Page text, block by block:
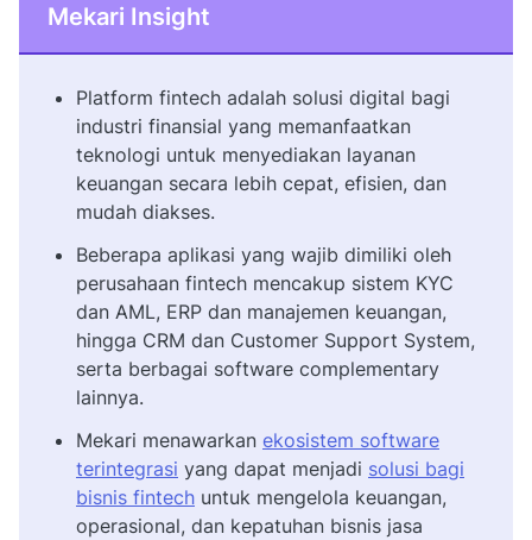
Mekari Insight
Platform fintech adalah solusi digital bagi
industri finansial yang memanfaatkan
teknologi untuk menyediakan layanan
keuangan secara lebih cepat, efisien, dan
mudah diakses.
Beberapa aplikasi yang wajib dimiliki oleh
perusahaan fintech mencakup sistem KYC
dan AML, ERP dan manajemen keuangan,
hingga CRM dan Customer Support System,
serta berbagai software complementary
lainnya.
Mekari menawarkan ekosistem software
terintegrasi yang dapat menjadi solusi bagi
bisnis fintech untuk mengelola keuangan,
operasional, dan kepatuhan bisnis jasa